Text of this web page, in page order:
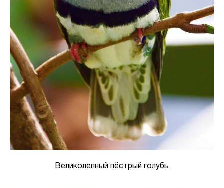
Великолепный пёстрый голубь